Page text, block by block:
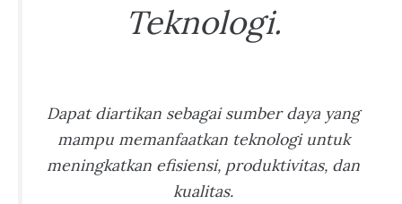
Teknologi.
Dapat diartikan sebagai sumber daya yang
mampu memanfaatkan teknologi untuk
meningkatkan efisiensi, produktivitas, dan
kualitas.